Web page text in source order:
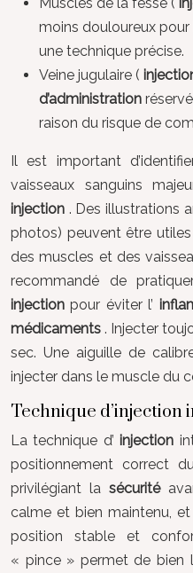
moins douloureux pour
une technique précise.
Veine jugulaire (
d’administration
raison du risque de
Il est important
vaisseaux sanguins
injection . Des illustrations
photos) peuvent être
des muscles et des
recommandé de
injectionpour éviter l’
médicaments. Injecter
sec. Une aiguille de
injecter dans le muscle du
Technique
La technique d’ injection
positionnement correct
privilégiant la sécurité
calme et bien maintenu,
position stable et
« pince » permet de bien